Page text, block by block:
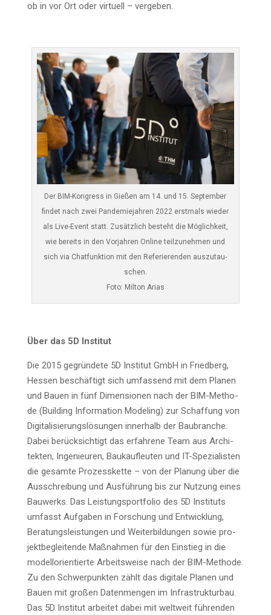
ob in vor Ort oder vir­tu­ell – vergeben.
Der BIM-Kon­gress in Gie­ßen am 14. und 15. Sep­tem­ber
fin­det nach zwei Pan­de­mie­jah­ren 2022 erst­mals wie­der
als Live-Event statt. Zusätz­lich besteht die Mög­lich­keit,
wie bereits in den Vor­jah­ren Online teil­zu­neh­men und
sich via Chat­funk­ti­on mit den Refe­rie­ren­den aus­zu­tau­
schen.
Foto: Mil­ton Arias
Über das 5D Institut
Die 2015 gegrün­de­te 5D Insti­tut GmbH in Fried­berg,
Hes­sen beschäf­tigt sich umfas­send mit dem Pla­nen
und Bau­en in fünf Dimen­sio­nen nach der BIM-Metho­
de (Buil­ding Infor­ma­ti­on Mode­ling) zur Schaf­fung von
Digi­ta­li­sie­rungs­lö­sun­gen inner­halb der Bau­bran­che.
Dabei berück­sich­tigt das erfah­re­ne Team aus Archi­
tek­ten, Inge­nieu­ren, Bau­kauf­leu­ten und IT-Spe­zia­lis­ten
die gesam­te Pro­zess­ket­te – von der Pla­nung über die
Aus­schrei­bung und Aus­füh­rung bis zur Nut­zung eines
Bau­werks. Das Leis­tungs­port­fo­lio des 5D Insti­tuts
umfasst Auf­ga­ben in For­schung und Ent­wick­lung,
Bera­tungs­leis­tun­gen und Wei­ter­bil­dun­gen sowie pro­
jekt­be­glei­ten­de Maß­nah­men für den Ein­stieg in die
modell­ori­en­tier­te Arbeits­wei­se nach der BIM-Metho­de.
Zu den Schwer­punk­ten zählt das digi­ta­le Pla­nen und
Bau­en mit gro­ßen Daten­men­gen im Infra­struk­tur­bau.
Das 5D Insti­tut arbei­tet dabei mit welt­weit füh­ren­den